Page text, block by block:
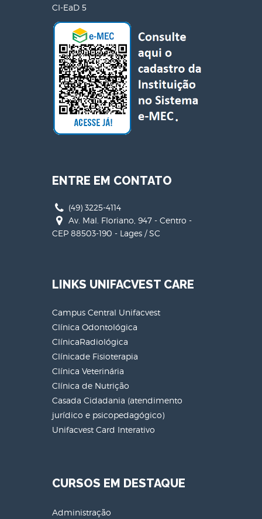
CI-EaD 5
ENTRE EM CONTATO
(49) 3225-4114
Av. Mal. Floriano, 947 - Centro -
CEP 88503-190 - Lages / SC
LINKS UNIFACVEST CARE
Campus Central Unifacvest
Clínica Odontológica
ClínicaRadiológica
Clínicade Fisioterapia
Clínica Veterinária
Clínica de Nutrição
Casada Cidadania (atendimento
jurídico e psicopedagógico)
Unifacvest Card Interativo
CURSOS EM DESTAQUE
Administração